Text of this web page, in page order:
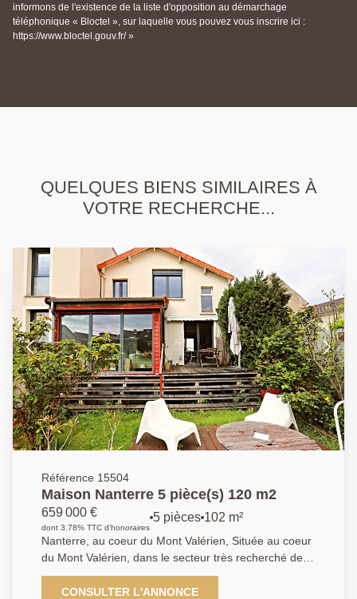
informons de l'existence de la liste d'opposition au démarchage
téléphonique « Bloctel », sur laquelle vous pouvez vous inscrire ici :
https://www.bloctel.gouv.fr/ »
QUELQUES BIENS SIMILAIRES À
VOTRE RECHERCHE...
Référence 15504
Maison Nanterre 5 pièce(s) 120 m2
659 000 €
dont 3.78% TTC d'honoraires
5 pièces 102 m²
Nanterre, au coeur du Mont Valérien, Située au coeur
du Mont Valérien, dans le secteur très recherché de
l'école Romain Rolland, au calme et en retrait de la
rue, cette belle maison familiale bâtie sur un terrain de
CONSULTER L'ANNONCE